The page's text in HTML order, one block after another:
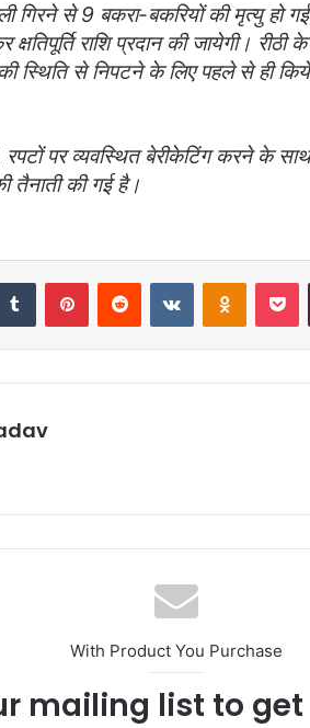
गिरने से 9 बकरा-बकरियों की मृत्यु हो
राशि प्रदान की जायेगी। रीठी
स्थिति से निपटने के लिए पहले से ही
पर व्यवस्थित बेरीकेटिंग करने के
तैनाती की गई है।
With Product You Purchase
mailing list to